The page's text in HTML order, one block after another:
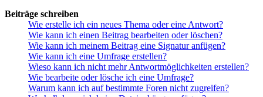
Beiträge schreiben
Wie erstelle ich ein neues Thema oder eine Antwort?
Wie kann ich einen Beitrag bearbeiten oder löschen?
Wie kann ich meinem Beitrag eine Signatur anfügen?
Wie kann ich eine Umfrage erstellen?
Wieso kann ich nicht mehr Antwortmöglichkeiten erstellen?
Wie bearbeite oder lösche ich eine Umfrage?
Warum kann ich auf bestimmte Foren nicht zugreifen?